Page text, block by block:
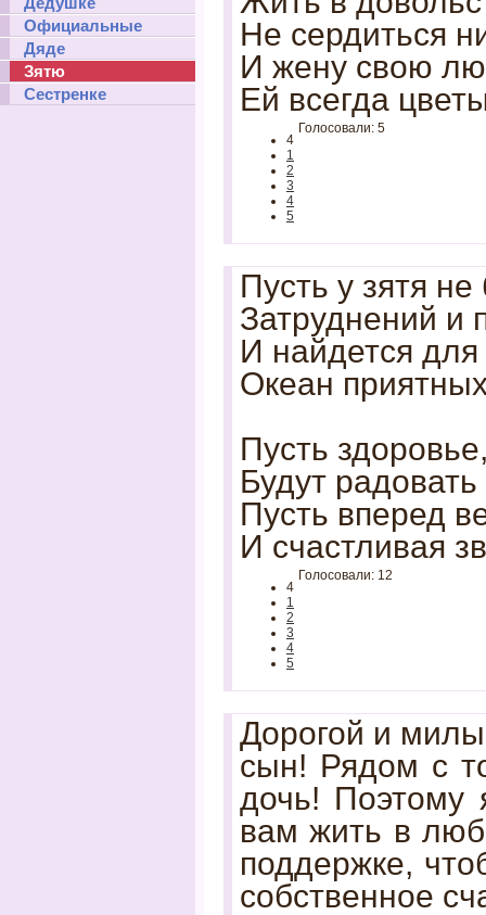
Официальные
Дяде
Зятю
Сестренке
Не сердиться
И жену свою
Ей всегда
4
1
2
3
4
5
Голосовали: 5
Пусть у зятя
Затруднений и
И найдется
Океан
Пусть
Будут радовать
Пусть вперед
И счастливая
4
1
2
3
4
5
Голосовали: 12
Дорогой и
сын! Рядом с
дочь! Поэтому
вам жить в
поддержке,
собственное